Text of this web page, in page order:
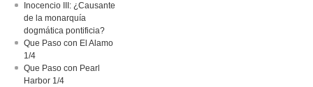
Inocencio III: ¿Causante
de la monarquía
dogmática pontificia?
Que Paso con El Alamo
1/4
Que Paso con Pearl
Harbor 1/4